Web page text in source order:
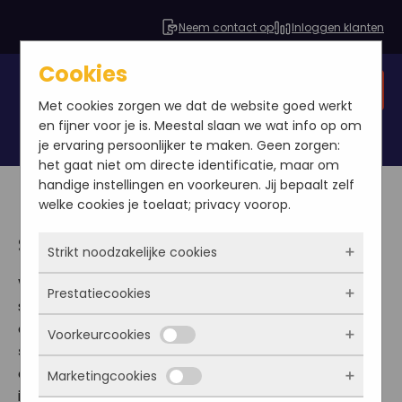
Neem contact op Inloggen klanten
SEO Dashboard
Wil je meer inzicht in hoe jouw bedrijf er online voor
staat en zien wat je inspanningen voor SEO
optimalisatie nu eigenlijk opleveren? Onze
SEO
softwaremaakt het mogelijk. In onze speciaal
ontwikkelde software heb je in één oogopslag
inzichtelijk hoe goed potentiële klanten jouw bedrijf
Cookies
Met cookies zorgen we dat de website goed werkt
en fijner voor je is. Meestal slaan we wat info op om
je ervaring persoonlijker te maken. Geen zorgen:
het gaat niet om directe identificatie, maar om
handige instellingen en voorkeuren. Jij bepaalt zelf
welke cookies je toelaat; privacy voorop.
Strikt noodzakelijke cookies
Deze cookies zorgen ervoor dat de website
überhaupt werkt. Ze zijn dus altijd actief en
kunnen niet worden uitgezet. Meestal worden
ze alleen geplaatst als jij iets doet, zoals
inloggen, een formulier invullen of je
Prestatiecookies
Met deze cookies zien we hoe vaak onze site
bezocht wordt, waar bezoekers vandaan
komen en welke pagina’s populair zijn. Zo
Voorkeurcookies
Deze cookies onthouden jouw voorkeuren.
Marketingcookies